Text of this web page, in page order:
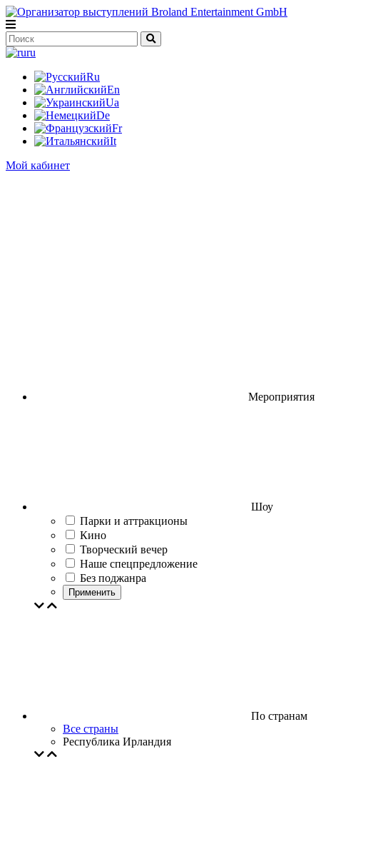
ru
Ru
En
Ua
De
Fr
It
Мой кабинет
Мероприятия
Шоу
Парки и аттракционы
Кино
Творческий вечер
Наше спецпредложение
Без поджанра
Применить
По странам
Все страны
Республика Ирландия